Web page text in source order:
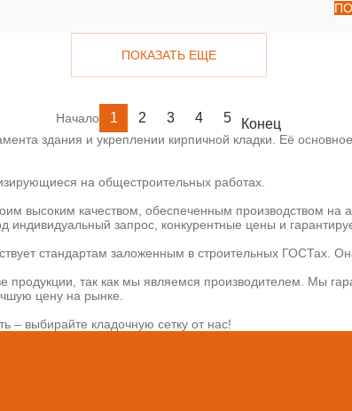
ПОКАЗАТЬ ЕЩЕ
Начало 1 2 3 4 5 Конец
здания и укреплении кирпичной кладки. Её
на общестроительных работах.
высоким качеством, обеспеченным производством
индивидуальный запрос, конкурентные цены и
стандартам заложенным в строительных ГОСТах.
продукции, так как мы являемся производителем. Мы
цену на рынке.
– выбирайте кладочную сетку от нас!